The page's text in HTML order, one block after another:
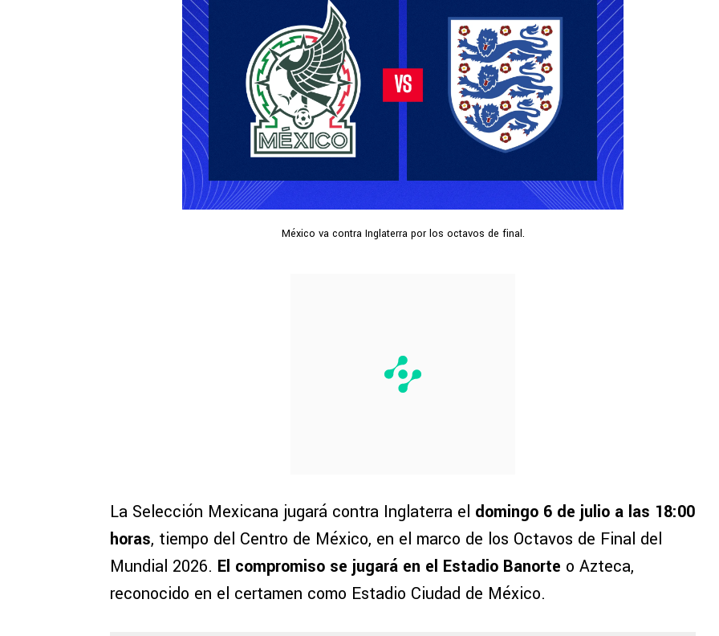
México va contra Inglaterra por los octavos de final.
La Selección Mexicana jugará contra Inglaterra el domingo 6 de julio a las 18:00
horas, tiempo del Centro de México, en el marco de los Octavos de Final del
Mundial 2026. El compromiso se jugará en el Estadio Banorte o Azteca,
reconocido en el certamen como Estadio Ciudad de México.